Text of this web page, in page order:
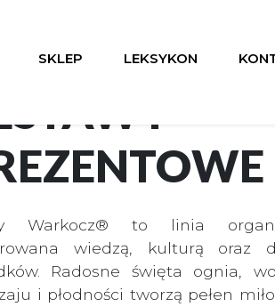
SKLEP LEKSYKON
Warkocz® to linia
wiedzą, kulturą oraz
Radosne święta ognia,
i płodności tworzą pełen